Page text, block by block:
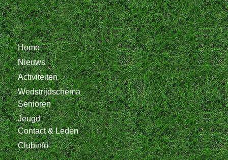
Home
Nieuws
Activiteiten
Wedstrijdschema
Senioren
Jeugd
Contact & Leden
Clubinfo